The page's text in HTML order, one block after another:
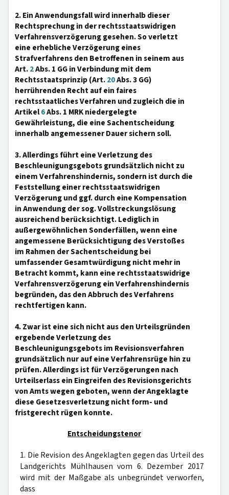
2. Ein Anwendungsfall wird innerhalb dieser
Rechtsprechung in der rechtsstaatswidrigen
Verfahrensverzögerung gesehen. So verletzt
eine erhebliche Verzögerung eines
Strafverfahrens den Betroffenen in seinem aus
Art.2Abs. 1 GG in Verbindung mit dem
Rechtsstaatsprinzip (Art.20Abs. 3 GG)
herrührenden Recht auf ein faires
rechtsstaatliches Verfahren und zugleich die in
Artikel6Abs. 1 MRK niedergelegte
Gewährleistung, die eine Sachentscheidung
innerhalb angemessener Dauer sichern soll.
3. Allerdings führt eine Verletzung des
Beschleunigungsgebots grundsätzlich nicht zu
einem Verfahrenshindernis, sondern ist durch die
Feststellung einer rechtsstaatswidrigen
Verzögerung und ggf. durch eine Kompensation
in Anwendung der sog. Vollstreckungslösung
ausreichend berücksichtigt. Lediglich in
außergewöhnlichen Sonderfällen, wenn eine
angemessene Berücksichtigung des Verstoßes
im Rahmen der Sachentscheidung bei
umfassender Gesamtwürdigung nicht mehr in
Betracht kommt, kann eine rechtsstaatswidrige
Verfahrensverzögerung ein Verfahrenshindernis
begründen, das den Abbruch des Verfahrens
rechtfertigen kann.
4. Zwar ist eine sich nicht aus den Urteilsgründen
ergebende Verletzung des
Beschleunigungsgebots im Revisionsverfahren
grundsätzlich nur auf eine Verfahrensrüge hin zu
prüfen. Allerdings ist für Verzögerungen nach
Urteilserlass ein Eingreifen des Revisionsgerichts
von Amts wegen geboten, wenn der Angeklagte
diese Gesetzesverletzung nicht form- und
fristgerecht rügen konnte.
Entscheidungstenor
1. Die Revision des Angeklagten gegen das Urteil des
Landgerichts Mühlhausen vom 6. Dezember 2017
wird mit der Maßgabe als unbegründet verworfen,
dass